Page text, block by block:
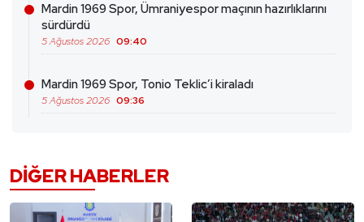
Mardin 1969 Spor, Ümraniyespor maçının hazırlıklarını
sürdürdü
5 Ağustos 2026 09:40
Mardin 1969 Spor, Tonio Teklic’i kiraladı
5 Ağustos 2026 09:36
DIĞER HABERLER